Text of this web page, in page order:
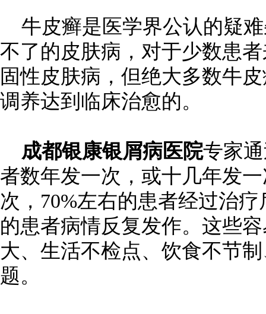
牛皮癣是医学界公认的疑
不了的皮肤病，对于少数患
固性皮肤病，但绝大多数牛
调养达到临床治愈的。
成都银康银屑病医院专家
者数年发一次，或十几年发
次，70%左右的患者经过治
的患者病情反复发作。这些
大、生活不检点、饮食不节
题。